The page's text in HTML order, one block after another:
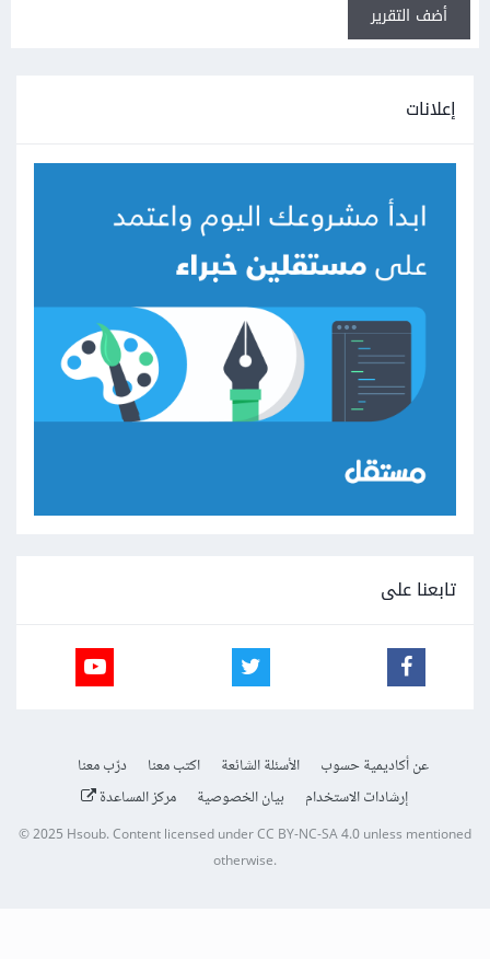
أضف التقرير
إعلانات
تابعنا على
عن أكاديمية حسوب الأسئلة الشائعة اكتب معنا
درّب معنا
إرشادات الاستخدام
بيان الخصوصية مركز المساعدة
© 2025 Hsoub.Content licensed underCC BY-NC-SA 4.0unless mentioned
otherwise.